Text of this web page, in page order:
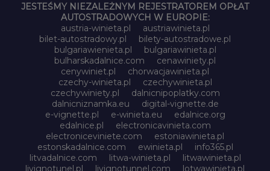
JESTEŚMY NIEZALEŻNYM REJESTRATOREM OPŁAT
AUTOSTRADOWYCH W EUROPIE:
austria-winieta.pl
austriawinieta.pl
bilet-autostradowy.pl
bilety-autostradowe.pl
bulgariawienieta.pl
bulgariawinieta.pl
bulharskadalnice.com
cenawiniety.pl
cenywiniet.pl
chorwacjawinieta.pl
czechy-winieta.pl
czechywinieta.pl
czechywiniety.pl
dalnicnipoplatky.com
dalnicniznamka.eu
digital-vignette.de
e-vignette.pl
e-winieta.eu
edalnice.org
edalnice.pl
electronicavinieta.com
electroniceviniete.com
estoniawinieta.pl
estonskadalnice.com
ewinieta.pl
info365.pl
litvadalnice.com
litwa-winieta.pl
litwawinieta.pl
livignotunel.pl
livignotunnel.com
lotwawinieta.pl